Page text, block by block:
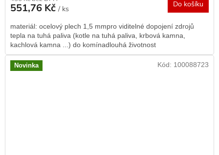
551,76 Kč / ks
Do košíku
materiál: ocelový plech 1,5 mmpro viditelné dopojení zdrojů
tepla na tuhá paliva (kotle na tuhá paliva, krbová kamna,
kachlová kamna ...) do komínadlouhá životnost
Novinka Kód: 100088723